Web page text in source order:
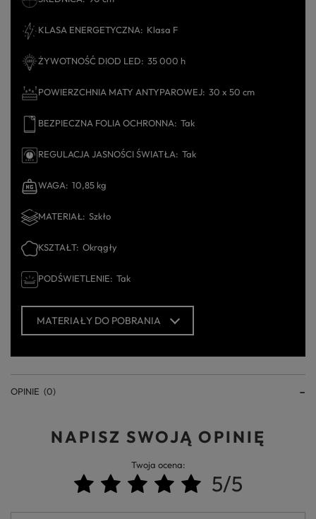
KLASA ENERGETYCZNA Klasa F
ŻYWOTNOŚĆ DIOD LED 35 000 h
POWIERZCHNIA MATY ANTYPAROWEJ 30 x 50 cm
BEZPIECZNA FOLIA OCHRONNA Tak
REGULACJA JASNOŚCI ŚWIATŁA Tak
WAGA 10,85 kg
MATERIAŁ Szkło
KSZTAŁT Okrągły
PODŚWIETLENIE Tak
MATERIAŁY DO POBRANIA
OPINIE (0)
NAPISZ SWOJĄ OPINIĘ
Twoja ocena:
5/5